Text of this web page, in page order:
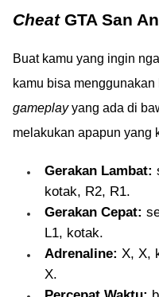
CheatGTA San
Buat kamu yang ingin
kamu bisa
gameplayyang ada di
melakukan apapun yang
Gerakan Lambat:
kotak, R2, R1.
Gerakan Cepat:
L1, kotak.
Adrenaline: X, X,
X.